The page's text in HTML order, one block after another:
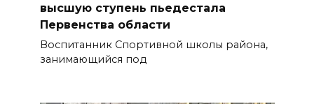
высшую ступень пьедестала
Первенства области
Воспитанник Спортивной школы района,
занимающийся под